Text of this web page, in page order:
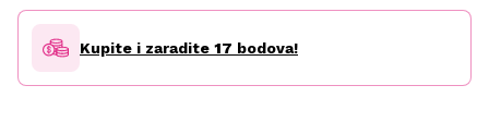
Kupite i zaradite 17 bodova!